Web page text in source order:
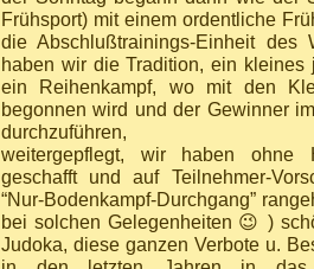
Frühsport) mit einem ordentliche
die Abschlußtrainings-Einheit des
haben wir die Tradition, ein kleines
ein Reihenkampf, wo mit den
begonnen wird und der Gewinner
durchzuführen,
weitergepflegt, wir haben ohne
geschafft und auf Teilnehmer-
“Nur-Bodenkampf-Durchgang”
bei solchen Gelegenheiten 😉 )
Judoka, diese ganzen Verbote u.